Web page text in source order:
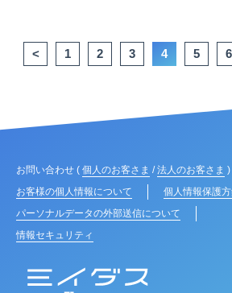
< 1 2 3 4 5 6
お問い合わせ ( 個人のお客さま / 法人のお客さま )
お客様の個人情報について
個人情報保護
パーソナルデータの外部送信について
情報セキュリティ